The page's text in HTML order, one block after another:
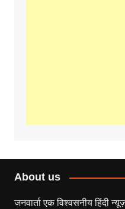
About us
जनवार्ता एक विश्वसनीय हिंदी